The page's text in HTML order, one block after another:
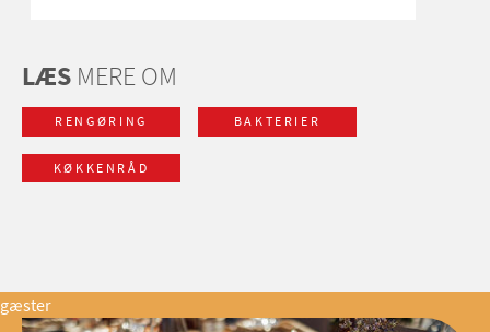
LÆS MERE OM
RENGØRING BAKTERIER
KØKKENRÅD
gæster